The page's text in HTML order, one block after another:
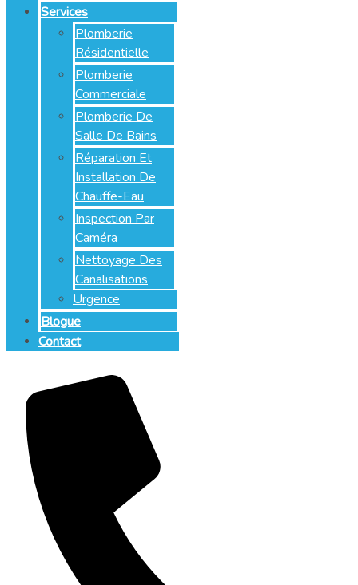
Services
Plomberie
Résidentielle
Plomberie
Commerciale
Plomberie De
Salle De Bains
Réparation Et
Installation De
Chauffe-Eau
Inspection Par
Caméra
Nettoyage Des
Canalisations
Urgence
Blogue
Contact